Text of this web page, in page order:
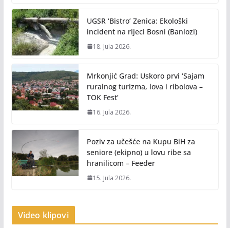
UGSR ‘Bistro’ Zenica: Ekološki
incident na rijeci Bosni (Banlozi)
18. Jula 2026.
Mrkonjić Grad: Uskoro prvi ‘Sajam
ruralnog turizma, lova i ribolova –
TOK Fest’
16. Jula 2026.
Poziv za učešće na Kupu BiH za
seniore (ekipno) u lovu ribe sa
hranilicom – Feeder
15. Jula 2026.
Video klipovi